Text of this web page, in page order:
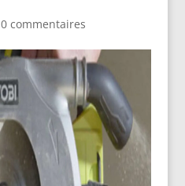
0 commentaires